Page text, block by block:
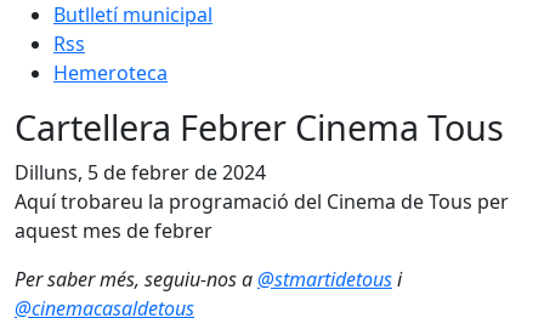
Butlletí municipal
Rss
Hemeroteca
Cartellera Febrer Cinema Tous
Dilluns, 5 de febrer de 2024
Aquí trobareu la programació del Cinema de Tous per
aquest mes de febrer
Per saber més, seguiu-nos a@stmartidetousi
@cinemacasaldetous